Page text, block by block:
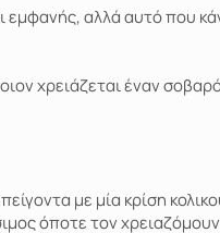
εμφανής, αλλά αυτό που
χρειάζεται έναν
με μία κρίση
όποτε τον